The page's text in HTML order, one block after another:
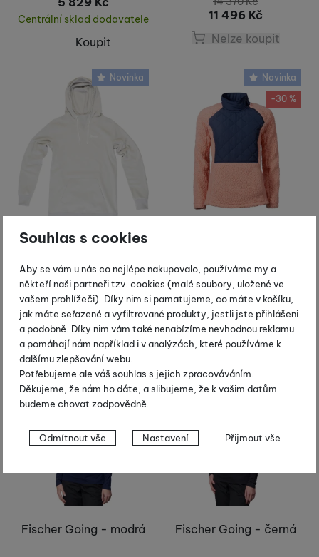
Souhlas s cookies
Aby se vám u nás co nejlépe nakupovalo, používáme my a
někteří naši partneři tzv. cookies (malé soubory, uložené ve
vašem prohlížeči). Díky nim si pamatujeme, co máte v košíku,
jak máte seřazené a vyfiltrované produkty, jestli jste přihlášeni
a podobně. Díky nim vám také nenabízíme nevhodnou reklamu
a pomáhají nám například i v analýzách, které používáme k
dalšímu zlepšování webu.
Potřebujeme ale váš souhlas s jejich zpracováváním.
Děkujeme, že nám ho dáte, a slibujeme, že k vašim datům
budeme chovat zodpovědně.
Nastavení souhlasů s kategoriemi
cookies
Technické
Technické bez těchto cookies náš web nebude fungovat
VŽDY AKTIVNÍ
Technické cookies umožňují váš průchod nákupním košíkem,
Odmítnout vše Nastavení Přijmout vše
Centrální sklad dodavatele
Koupit
11 496 Kč
Nelze koupit
Novinka
Armada Parker Tech
6 870Kč
Centrální sklad dodavatele
Koupit
Novinka
-30 %
Kč
5 019Kč
Centrální sklad dodavatele
Koupit
-30 %
Fischer Going - modrá
-30 %
Fischer Going - černá